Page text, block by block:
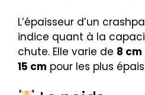
L’épaisseur d’un
indice quant à la
chute. Elle varie de 8 cm
15 cm pour les plus